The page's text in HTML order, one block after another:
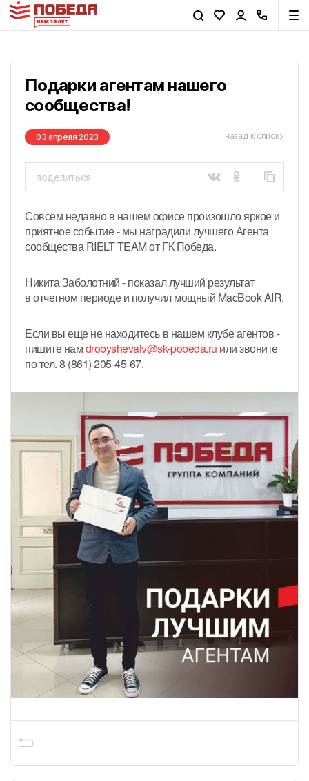
География присутствия ГК «Победа»
вечером
завтра
Подарки агентам нашего
сообщества!
назад к списку
03 апреля 2023
поделиться
Совсем недавно в нашем офисе произошло яркое и
приятное событие - мы наградили лучшего Агента
сообщества RIELTTEAM от ГК Победа.
Никита Заболотний - показал лучший результат
в отчетном периоде и получил мощный MacBook AIR.
Если вы еще не находитесь в нашем клубе агентов -
пишите намdrobyshevaiv@sk-pobeda.ru или звоните
по тел. 8 (861) 205‑45‑67.